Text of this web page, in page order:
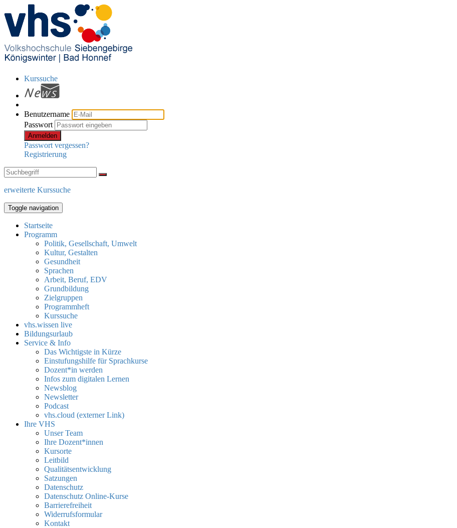
Kurssuche
Benutzername
Passwort
Anmelden
Passwort vergessen?
Registrierung
erweiterte Kurssuche
Toggle navigation
Startseite
Programm
Politik, Gesellschaft, Umwelt
Kultur, Gestalten
Gesundheit
Sprachen
Arbeit, Beruf, EDV
Grundbildung
Zielgruppen
Programmheft
Kurssuche
vhs.wissen live
Bildungsurlaub
Service & Info
Das Wichtigste in Kürze
Einstufungshilfe für Sprachkurse
Dozent*in werden
Infos zum digitalen Lernen
Newsblog
Newsletter
Podcast
vhs.cloud (externer Link)
Ihre VHS
Unser Team
Ihre Dozent*innen
Kursorte
Leitbild
Qualitätsentwicklung
Satzungen
Datenschutz
Datenschutz Online-Kurse
Barrierefreiheit
Widerrufsformular
Kontakt